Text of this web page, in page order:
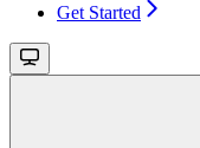
Get Started